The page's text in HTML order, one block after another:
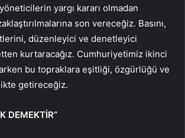
yargı kararı olmadan
son vereceğiz. Basını,
düzenleyici ve denetleyici
kurtaracağız. Cumhuriyetimiz ikinci
bu topraklara eşitliği, özgürlüğü ve
getireceğiz.
DEMEKTİR”